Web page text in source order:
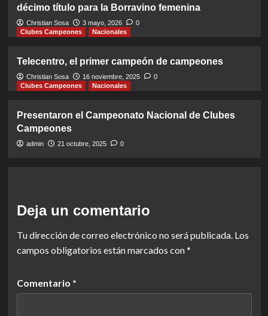
décimo título para la Borravino femenina
Christian Sosa 3 mayo, 2026
0
Clubes Campeones
Nacionales
Telecentro, el primer campeón de campeones
Christian Sosa 16 noviembre, 2025
0
Clubes Campeones
Nacionales
Presentaron el Campeonato Nacional de Clubes
Campeones
admin 21 octubre, 2025 0
Deja un comentario
Tu dirección de correo electrónico no será publicada. Los
campos obligatorios están marcados con*
Comentario *